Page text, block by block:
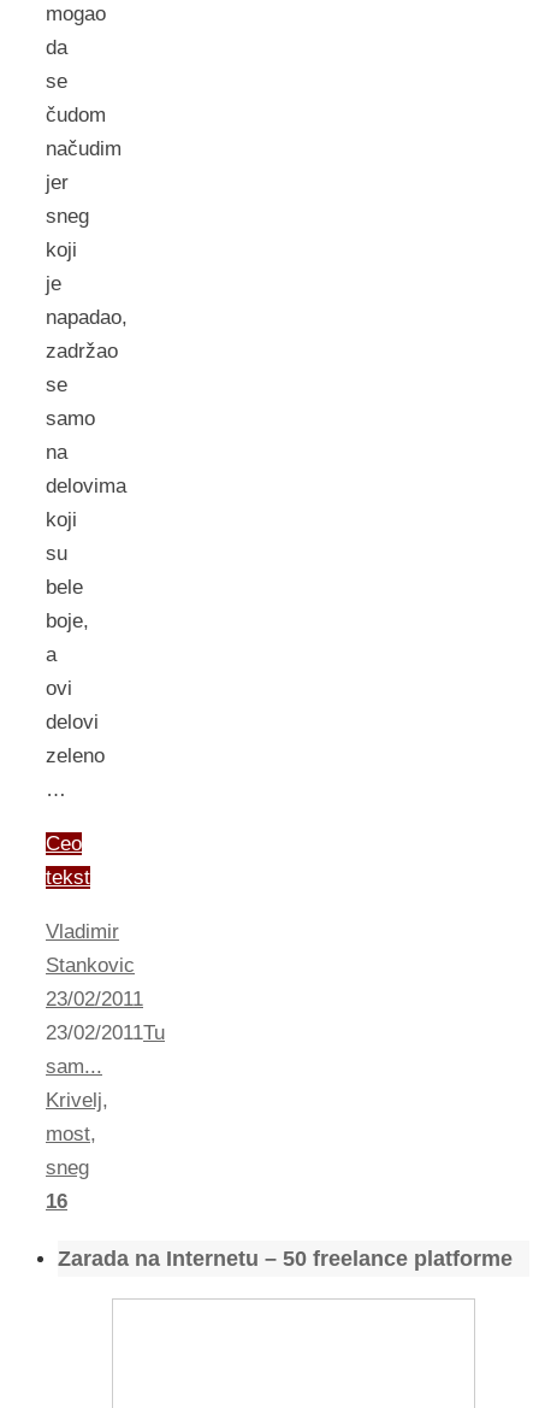
mogao
da
se
čudom
načudim
jer
sneg
koji
je
napadao,
zadržao
se
samo
na
delovima
koji
su
bele
boje,
a
ovi
delovi
zeleno
…
Ceo
tekst
Vladimir
Stankovic
23/02/2011
23/02/2011Tu
sam...
Krivelj,
most,
sneg
16
Zarada na Internetu – 50 freelance platforme